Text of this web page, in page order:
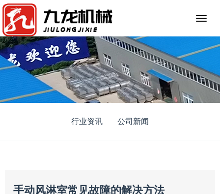
行业资讯 公司新闻
手动风淋室常见故障的解决方法